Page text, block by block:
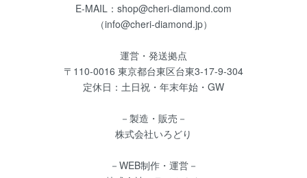
E-MAIL： shop@cheri-diamond.com
（info@cheri-diamond.jp）
運営・発送拠点
〒110-0016 東京都台東区台東3-17-9-304
定休日：土日祝・年末年始・GW
－製造・販売－
株式会社いろどり
－WEB制作・運営－